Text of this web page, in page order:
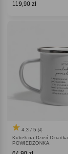
119,90 zł
4.3 / 5 (4)
Kubek na Dzień Dziadka
POWIEDZONKA